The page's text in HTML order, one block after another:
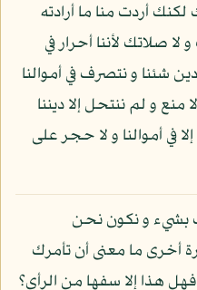
أردت منا ما أرادته
صلاتك لأننا أحرار في
شئنا و نتصرف في أموالنا
و لم ننتحل إلا ديننا
في أموالنا و لا حجر على
بشيء و نكون نحن
أخرى ما معنى أن تأمرك
هذا إلا سفها من الرأي؟